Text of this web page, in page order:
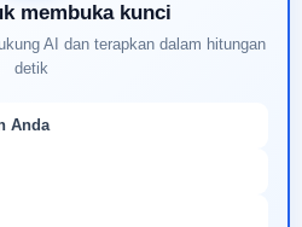
membuka kunci
AI dan terapkan dalam hitungan
detik
Anda